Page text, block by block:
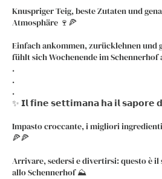
Knuspriger Teig, beste Zutaten und
Atmosphäre 🍷🍕
Einfach ankommen, zurücklehnen und
fühlt sich Wochenende im
.
.
.
✨ 𝗜𝗹 𝗳𝗶𝗻𝗲 𝘀𝗲𝘁𝘁𝗶𝗺𝗮𝗻𝗮 𝗵𝗮 𝗶𝗹 𝘀𝗮𝗽𝗼𝗿𝗲
Impasto croccante, i migliori ingredienti
🍕🍕
Arrivare, sedersi e divertirsi: questo è il
allo Schennerhof ⛰️